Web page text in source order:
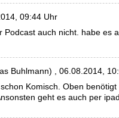
09:44 Uhr
Podcast auch nicht. habe es
Buhlmann) , 06.08.2014,
Komisch. Oben
geht es auch per